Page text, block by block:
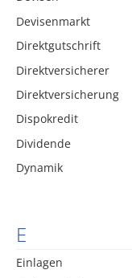
Devisenmarkt
Direktgutschrift
Direktversicherer
Direktversicherung
Dispokredit
Dividende
Dynamik
E
Einlagen